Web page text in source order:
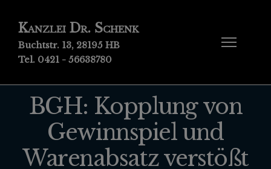
Kanzlei Dr. Schenk
Buchtstr. 13, 28195 HB
Tel. 0421 - 56638780
BGH: Kopplung von
Gewinnspiel und
Warenabsatz verstößt